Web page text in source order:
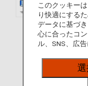
このクッキー
り快適にする
データに基づ
心に合ったコ
ル、SNS、広